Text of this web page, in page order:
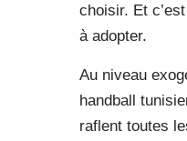
choisir. Et
à adopter.
Au niveau
handball
raflent toutes